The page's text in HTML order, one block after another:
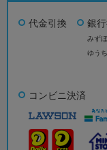
代金引換 銀
みず
ゆう
コンビニ決済